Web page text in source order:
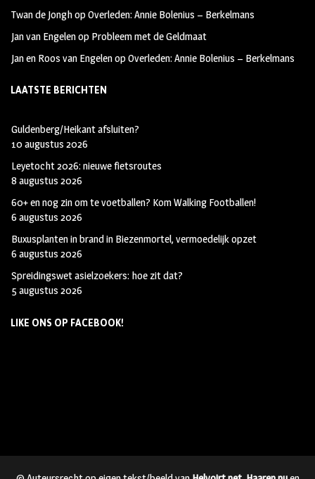
Twan de JonghopOverleden: Annie Bolenius – Berkelmans
Jan van Engelenop Probleem met de Geldmaat
Jan en Roos van EngelenopOverleden: Annie Bolenius – Berkelmans
LAATSTE BERICHTEN
Guldenberg/Heikant afsluiten?
10 augustus 2026
Leyetocht 2026: nieuwe fietsroutes
8 augustus 2026
60+ en nog zin om te voetballen? Kom Walking Footballen!
6 augustus 2026
Buxusplanten in brand in Biezenmortel, vermoedelijk opzet
6 augustus 2026
Spreidingswet asielzoekers: hoe zit dat?
5 augustus 2026
LIKE ONS OP FACEBOOK!